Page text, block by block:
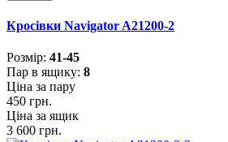
Кросівки Navigator A21200-2
Розмiр: 41-45
Пар в ящику: 8
Ціна за пару
450 грн.
Ціна за ящик
3 600 грн.